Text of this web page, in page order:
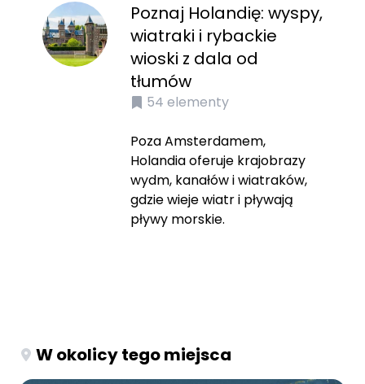
Poznaj Holandię: wyspy,
wiatraki i rybackie
wioski z dala od
tłumów
54 elementy
Poza Amsterdamem,
Holandia oferuje krajobrazy
wydm, kanałów i wiatraków,
gdzie wieje wiatr i pływają
pływy morskie.
W okolicy tego miejsca